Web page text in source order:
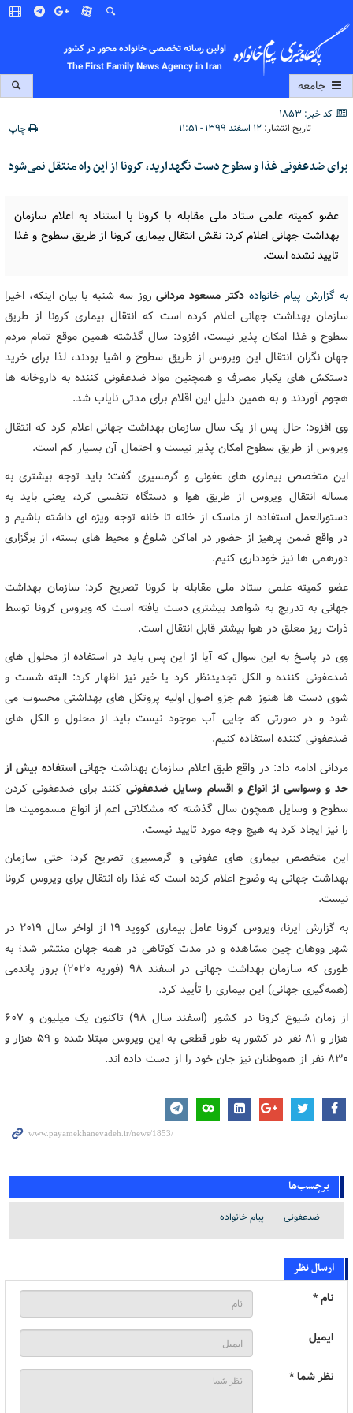
اولین رسانه تخصصی خانواده محور در کشور
The First Family News Agency in Iran
جامعه
کد خبر: 1853
تاریخ انتشار:۱۲ اسفند ۱۳۹۹ - ۱۱:۵۱ چاپ
برای ضدعفونی غذا و سطوح دست نگهدارید، کرونا از این راه منتقل نمی‌شود
عضو کمیته علمی ستاد ملی مقابله با کرونا با استناد به اعلام سازمان
بهداشت جهانی اعلام کرد: نقش انتقال بیماری کرونا از طریق سطوح و غذا
تایید نشده است.
به گزارش پیام خانواده دکتر مسعود مردانیروز سه شنبه با بیان اینکه، اخیرا
سازمان بهداشت جهانی اعلام کرده است که انتقال بیماری کرونا از طریق
سطوح و غذا امکان پذیر نیست، افزود: سال گذشته همین موقع تمام مردم
جهان نگران انتقال این ویروس از طریق سطوح و اشیا بودند، لذا برای خرید
دستکش های یکبار مصرف و همچنین مواد ضدعفونی کننده به داروخانه ها
هجوم آوردند و به همین دلیل این اقلام برای مدتی نایاب شد.
وی افزود: حال پس از یک سال سازمان بهداشت جهانی اعلام کرد که انتقال
ویروس از طریق سطوح امکان پذیر نیست و احتمال آن بسیار کم است.
این متخصص بیماری های عفونی و گرمسیری گفت: باید توجه بیشتری به
مساله انتقال ویروس از طریق هوا و دستگاه تنفسی کرد، یعنی باید به
دستورالعمل استفاده از ماسک از خانه تا خانه توجه ویژه ای داشته باشیم و
در واقع ضمن پرهیز از حضور در اماکن شلوغ و محیط های بسته، از برگزاری
دورهمی ها نیز خودداری کنیم.
عضو کمیته علمی ستاد ملی مقابله با کرونا تصریح کرد: سازمان بهداشت
جهانی به تدریج به شواهد بیشتری دست یافته است که ویروس کرونا توسط
ذرات ریز معلق در هوا بیشتر قابل انتقال است.
وی در پاسخ به این سوال که آیا از این پس باید در استفاده از محلول های
ضدعفونی کننده و الکل تجدیدنظر کرد یا خیر نیز اظهار کرد: البته شست و
شوی دست ها هنوز هم جزو اصول اولیه پروتکل های بهداشتی محسوب می
شود و در صورتی که جایی آب موجود نیست باید از محلول و الکل های
ضدعفونی کننده استفاده کنیم.
مردانی ادامه داد: در واقع طبق اعلام سازمان بهداشت جهانیاستفاده بیش از
حد و وسواسی از انواع و اقسام وسایل ضدعفونیکنند برای ضدعفونی کردن
سطوح و وسایل همچون سال گذشته که مشکلاتی اعم از انواع مسمومیت ها
را نیز ایجاد کرد به هیچ وجه مورد تایید نیست.
این متخصص بیماری های عفونی و گرمسیری تصریح کرد: حتی سازمان
بهداشت جهانی به وضوح اعلام کرده است که غذا راه انتقال برای ویروس کرونا
نیست.
به گزارش ایرنا، ویروس کرونا عامل بیماری کووید ۱۹ از اواخر سال ۲۰۱۹ در
شهر ووهان چین مشاهده و در مدت کوتاهی در همه جهان منتشر شد؛ به
طوری که سازمان بهداشت جهانی در اسفند ۹۸ (فوریه ۲۰۲۰) بروز پاندمی
(همه‌گیری جهانی) این بیماری را تأیید کرد.
از زمان شیوع کرونا در کشور (اسفند سال ۹۸) تاکنون یک میلیون و ۶۰۷
هزار و ۸۱ نفر در کشور به طور قطعی به این ویروس مبتلا شده و ۵۹ هزار و
۸۳۰ نفر از هموطنان نیز جان خود را از دست داده اند.
برچسب‌ها
ضدعفونی پیام خانواده
ارسال نظر
نام *
ایمیل
نظر شما *